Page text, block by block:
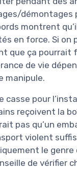
démontages
montrent
en force. Si on
que ça pourrait
de vie
manipule.
casse pour
reçoivent la
pas qu’un
violent
le
de vérifier